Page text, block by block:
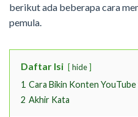
berikut ada beberapa cara
pemula.
Daftar Isi hide
1 Cara Bikin Konten
2 Akhir Kata